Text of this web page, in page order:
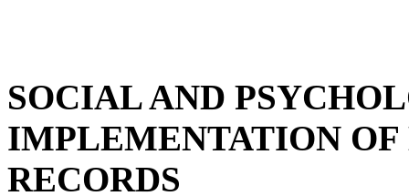
SOCIAL AND
IMPLEMENTATION
RECORDS